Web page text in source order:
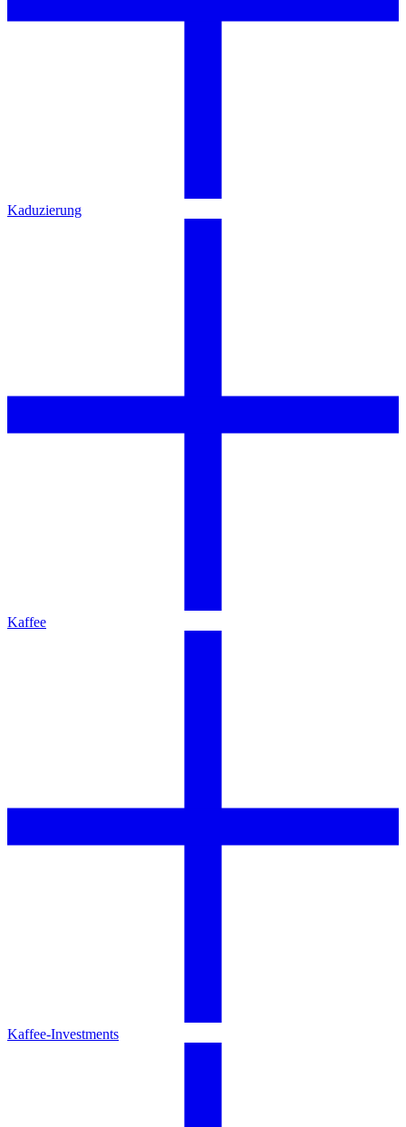
Kaduzierung
Kaffee
Kaffee-Investments